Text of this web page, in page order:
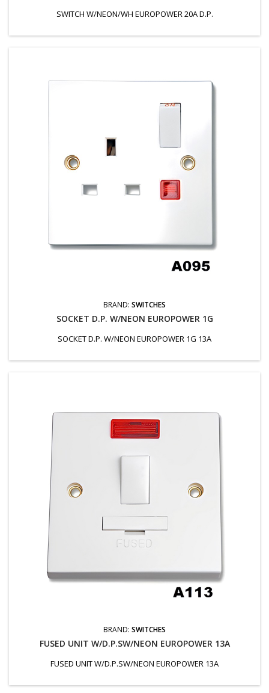
SWITCH W/NEON/WH EUROPOWER 20A D.P.
BRAND: SWITCHES
SOCKET D.P. W/NEON EUROPOWER 1G
SOCKET D.P. W/NEON EUROPOWER 1G 13A
BRAND: SWITCHES
FUSED UNIT W/D.P.SW/NEON EUROPOWER 13A
FUSED UNIT W/D.P.SW/NEON EUROPOWER 13A